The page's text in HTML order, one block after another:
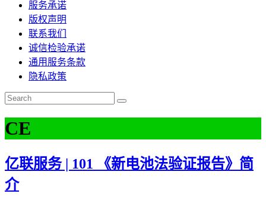
服务承诺
版权声明
联系我们
诚信检验承诺
通用服务条款
隐私政策
CE
亿联服务 | 101 《新电池法验证报告》简
介